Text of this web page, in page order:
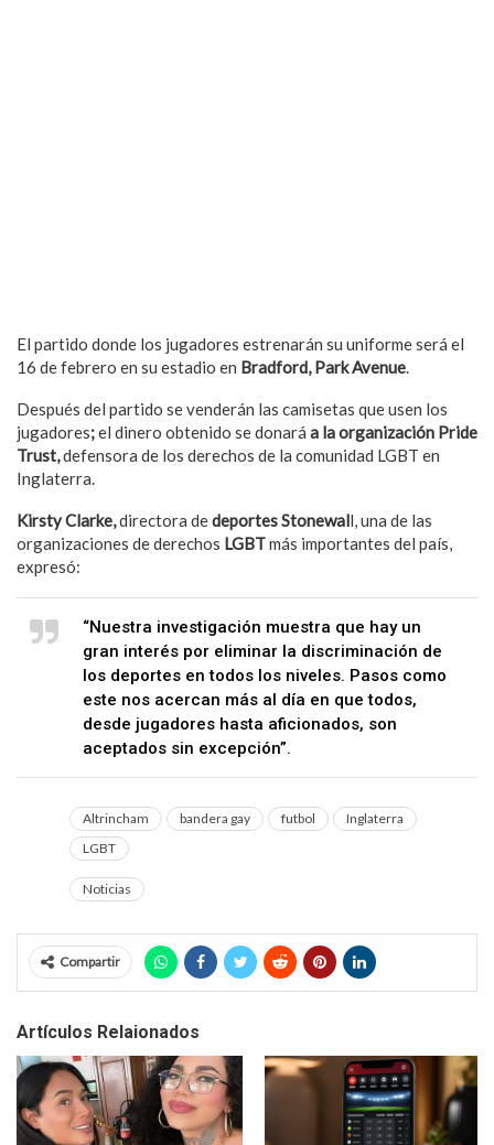
El partido donde los jugadores estrenarán su uniforme será el
16 de febrero en su estadio en Bradford, Park Avenue.
Después del partido se venderán las camisetas que usen los
jugadores;el dinero obtenido se donará a la organización Pride
Trust,defensora de los derechos de la comunidad LGBT en
Inglaterra.
Kirsty Clarke,directora dedeportes Stonewall, una de las
organizaciones de derechos LGBTmás importantes del país,
expresó:
“Nuestra investigación muestra que hay un
gran interés por eliminar la discriminación de
los deportes en todos los niveles. Pasos como
este nos acercan más al día en que todos,
desde jugadores hasta aficionados, son
aceptados sin excepción”.
Altrincham bandera gay futbol
Inglaterra
LGBT
Noticias
Compartir
Artículos Relaionados